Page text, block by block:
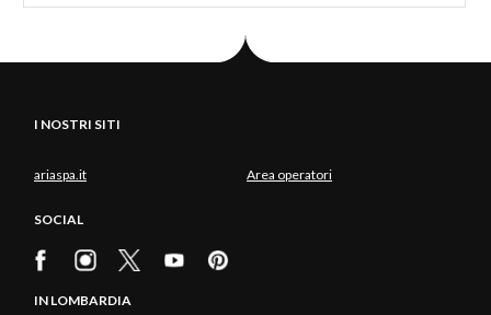
I NOSTRI SITI
ariaspa.it Area operatori
SOCIAL
IN LOMBARDIA